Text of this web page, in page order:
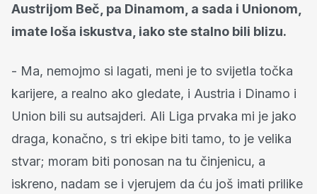
Austrijom Beč, pa Dinamom, a sada i Unionom,
imate loša iskustva, iako ste stalno bili blizu.
- Ma, nemojmo si lagati, meni je to svijetla točka
karijere, a realno ako gledate, i Austria i Dinamo i
Union bili su autsajderi. Ali Liga prvaka mi je jako
draga, konačno, s tri ekipe biti tamo, to je velika
stvar; moram biti ponosan na tu činjenicu, a
iskreno, nadam se i vjerujem da ću još imati prilike